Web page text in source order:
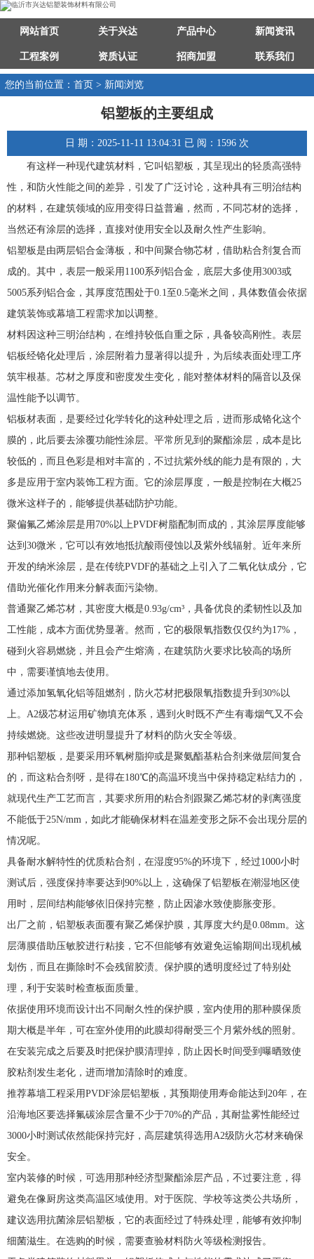
网站首页 关于兴达 产品中心 新闻资讯
工程案例 资质认证 招商加盟 联系我们
您的当前位置：首页 > 新闻浏览
铝塑板的主要组成
日 期：2025-11-11 13:04:31 已 阅：1596 次
有这样一种现代建筑材料，它叫铝塑板，其呈现出的轻质高强特
性，和防火性能之间的差异，引发了广泛讨论，这种具有三明治结构
的材料，在建筑领域的应用变得日益普遍，然而，不同芯材的选择，
当然还有涂层的选择，直接对使用安全以及耐久性产生影响。
铝塑板是由两层铝合金薄板，和中间聚合物芯材，借助粘合剂复合而
成的。其中，表层一般采用1100系列铝合金，底层大多使用3003或
5005系列铝合金，其厚度范围处于0.1至0.5毫米之间，具体数值会依据
建筑装饰或幕墙工程需求加以调整。
材料因这种三明治结构，在维持较低自重之际，具备较高刚性。表层
铝板经铬化处理后，涂层附着力显著得以提升，为后续表面处理工序
筑牢根基。芯材之厚度和密度发生变化，能对整体材料的隔音以及保
温性能予以调节。
铝板材表面，是要经过化学转化的这种处理之后，进而形成铬化这个
膜的，此后要去涂覆功能性涂层。平常所见到的聚酯涂层，成本是比
较低的，而且色彩是相对丰富的，不过抗紫外线的能力是有限的，大
多是应用于室内装饰工程方面。它的涂层厚度，一般是控制在大概25
微米这样子的，能够提供基础防护功能。
聚偏氟乙烯涂层是用70%以上PVDF树脂配制而成的，其涂层厚度能够
达到30微米，它可以有效地抵抗酸雨侵蚀以及紫外线辐射。近年来所
开发的纳米涂层，是在传统PVDF的基础之上引入了二氧化钛成分，它
借助光催化作用来分解表面污染物。
普通聚乙烯芯材，其密度大概是0.93g/cm³，具备优良的柔韧性以及加
工性能，成本方面优势显著。然而，它的极限氧指数仅仅约为17%，
碰到火容易燃烧，并且会产生熔滴，在建筑防火要求比较高的场所
中，需要谨慎地去使用。
通过添加氢氧化铝等阻燃剂，防火芯材把极限氧指数提升到30%以
上。A2级芯材运用矿物填充体系，遇到火时既不产生有毒烟气又不会
持续燃烧。这些改进明显提升了材料的防火安全等级。
那种铝塑板，是要采用环氧树脂抑或是聚氨酯基粘合剂来做层间复合
的，而这粘合剂呀，是得在180℃的高温环境当中保持稳定粘结力的，
就现代生产工艺而言，其要求所用的粘合剂跟聚乙烯芯材的剥离强度
不能低于25N/mm，如此才能确保材料在温差变形之际不会出现分层的
情况呢。
具备耐水解特性的优质粘合剂，在湿度95%的环境下，经过1000小时
测试后，强度保持率要达到90%以上，这确保了铝塑板在潮湿地区使
用时，层间结构能够依旧保持完整，防止因渗水致使膨胀变形。
出厂之前，铝塑板表面覆有聚乙烯保护膜，其厚度大约是0.08mm。这
层薄膜借助压敏胶进行粘接，它不但能够有效避免运输期间出现机械
划伤，而且在撕除时不会残留胶渍。保护膜的透明度经过了特别处
理，利于安装时检查板面质量。
依据使用环境而设计出不同耐久性的保护膜，室内使用的那种膜保质
期大概是半年，可在室外使用的此膜却得耐受三个月紫外线的照射。
在安装完成之后要及时把保护膜清理掉，防止因长时间受到曝晒致使
胶粘剂发生老化，进而增加清除时的难度。
推荐幕墙工程采用PVDF涂层铝塑板，其预期使用寿命能达到20年，在
沿海地区要选择氟碳涂层含量不少于70%的产品，其耐盐雾性能经过
3000小时测试依然能保持完好，高层建筑得选用A2级防火芯材来确保
安全。
室内装修的时候，可选用那种经济型聚酯涂层产品，不过要注意，得
避免在像厨房这类高温区域使用。对于医院、学校等这类公共场所，
建议选用抗菌涂层铝塑板，它的表面经过了特殊处理，能够有效抑制
细菌滋生。在选购的时候，需要查验材料防火等级检测报告。